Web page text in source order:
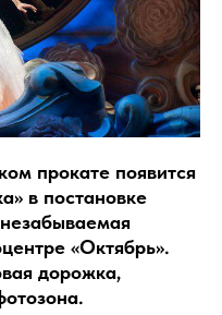
прокате появится
в постановке
«Октябрь».
дорожка,